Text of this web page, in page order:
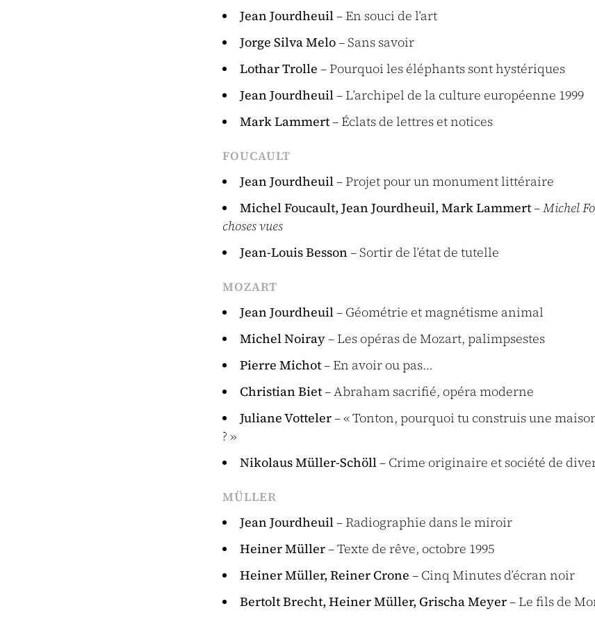
Jean Jourdheuil– En souci de l’art
Jorge Silva Melo– Sans savoir
Lothar Trolle – Pourquoi les éléphants sont hystériques
Jean Jourdheuil– L’archipel de la culture européenne 1999
Mark Lammert– Éclats de lettres et notices
FOUCAULT
Jean Jourdheuil– Projet pour un monument littéraire
Michel Foucault, Jean Jourdheuil, Mark Lammert–Michel
choses vues
Jean-Louis Besson – Sortir de l’état de tutelle
MOZART
Jean Jourdheuil– Géométrie et magnétisme animal
Michel Noiray– Les opéras de Mozart, palimpsestes
Pierre Michot– En avoir ou pas…
Christian Biet– Abraham sacrifié, opéra moderne
Juliane Votteler– « Tonton, pourquoi tu construis une
? »
Nikolaus Müller-Schöll– Crime originaire et société de
MÜLLER
Jean Jourdheuil– Radiographie dans le miroir
Heiner Müller– Texte de rêve, octobre 1995
Heiner Müller, Reiner Crone – Cinq Minutes d’écran noir
Bertolt Brecht, Heiner Müller, Grischa Meyer– Le fils de